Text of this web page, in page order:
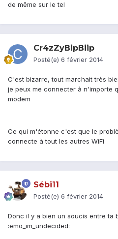
de même sur le tel
Cr4zZyBipBiip
Posté(e) 6 février 2014
C'est bizarre, tout marchait très
je peux me connecter à n'importe
modem
Ce qui m'étonne c'est que le
connecte à tout les autres WiFi
Sébi11
Posté(e) 6 février 2014
Donc il y a bien un soucis entre ta
:emo_im_undecided: